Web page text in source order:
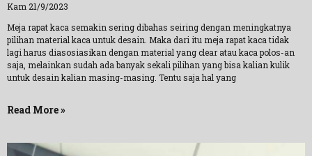
Kam 21/9/2023
Meja rapat kaca semakin sering dibahas seiring dengan meningkatnya
pilihan material kaca untuk desain. Maka dari itu meja rapat kaca tidak
lagi harus diasosiasikan dengan material yang clear atau kaca polos-an
saja, melainkan sudah ada banyak sekali pilihan yang bisa kalian kulik
untuk desain kalian masing-masing. Tentu saja hal yang
Read More »